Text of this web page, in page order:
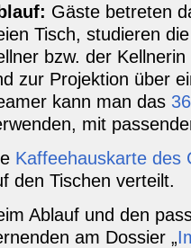
Gäste betreten
Tisch, studieren
bzw. der
zur Projektion über
kann man das
mit
Kaffeehauskarte des
den Tischen verteilt.
Ablauf und den
am Dossier „